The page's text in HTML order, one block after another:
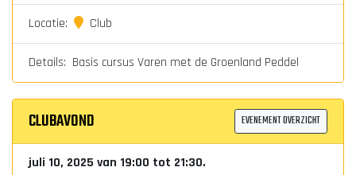
Locatie: Club
Details: Basis cursus Varen met de Groenland Peddel
CLUBAVOND EVENEMENT OVERZICHT
juli 10, 2025 van 19:00 tot 21:30.